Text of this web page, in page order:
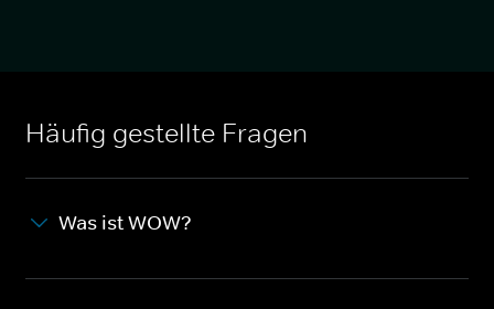
Häufig gestellte Fragen
Was ist WOW?